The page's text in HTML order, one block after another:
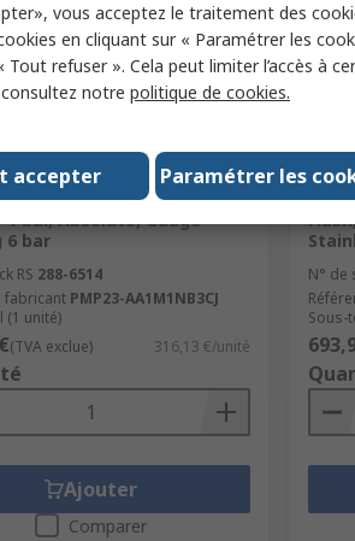
Cerabar PMP23
Sensor, Analogue
bar, Absolute, Gauge
6 bar
RS 288-6514
fabricant PMP23-AA1M1NB3CJ
(1 unité)
(TVA exclue) 316,13 €/unité
Ajouter
Comparer
N° de
Sous-
vous acceptez le traitement des
en cliquant sur « Paramétrer les
Tout refuser ». Cela peut limiter l’accès à
notre politique de cookies.
accepter Paramétrer les